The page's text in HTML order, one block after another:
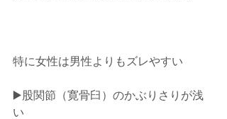
特に女性は男性よりもズレやすい⁡
▶️股関節（寛骨臼）のかぶりさりが浅
い⁡